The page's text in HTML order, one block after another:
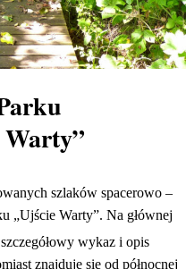
szlaków spacerowo –
„Ujście Warty”. Na głównej
wykaz i opis
znajduje się od północnej